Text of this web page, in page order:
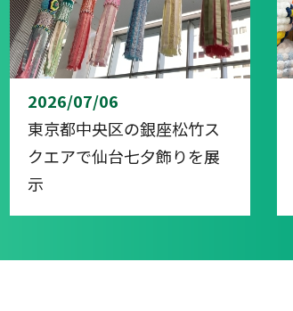
2026/07/06
東京都中央区の銀座松竹ス
クエアで仙台七夕飾りを展
示